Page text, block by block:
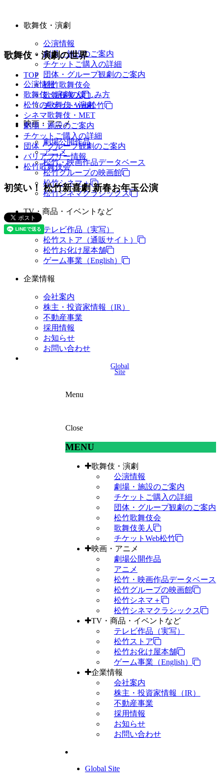
歌舞伎・演劇
公演情報
劇場・施設のご案内
チケットご購入の詳細
団体・グループ観劇のご案内
松竹歌舞伎会
歌舞伎美人
チケットWeb松竹
映画・アニメ
劇場公開作品
アニメ
松竹・映画作品データベース
松竹グループの映画館
松竹シネマ＋
松竹シネマクラシックス
TV・商品・イベントなど
テレビ作品（実写）
松竹ストア（通販サイト）
松竹お化け屋本舗
ゲーム事業（English）
企業情報
会社案内
株主・投資家情報（IR）
不動産事業
採用情報
お知らせ
お問い合わせ
Global
Site
Menu
Close
MENU
歌舞伎・演劇
公演情報
劇場・施設のご案内
チケットご購入の詳細
団体・グループ観劇のご案内
松竹歌舞伎会
歌舞伎美人
チケットWeb松竹
映画・アニメ
劇場公開作品
アニメ
松竹・映画作品データベース
松竹グループの映画館
松竹シネマ＋
松竹シネマクラシックス
TV・商品・イベントなど
テレビ作品（実写）
松竹ストア
松竹お化け屋本舗
ゲーム事業（English）
企業情報
会社案内
株主・投資家情報（IR）
不動産事業
採用情報
お知らせ
お問い合わせ
Global Site
歌舞伎・演劇の世界
TOP
公演情報
歌舞伎・演劇の楽しみ方
松竹の歌舞伎・演劇
シネマ歌舞伎・MET
劇場・施設のご案内
チケットご購入の詳細
団体・グループ観劇のご案内
バリアフリー情報
松竹歌舞伎会
初笑い！ 松竹新喜劇 新春お年玉公演